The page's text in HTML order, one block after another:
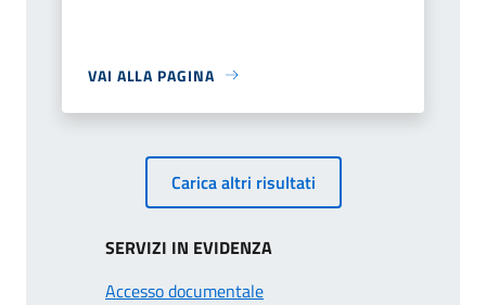
VAI ALLA PAGINA
Carica altri risultati
SERVIZI IN EVIDENZA
Accesso documentale